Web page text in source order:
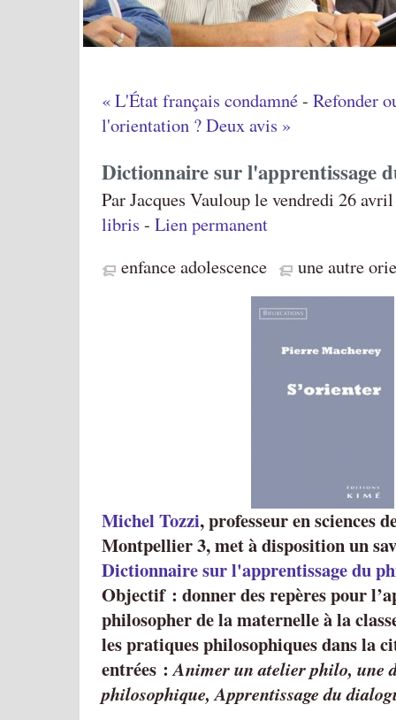
« L'État français condamné- Refonder
l'orientation ? Deux avis »
Dictionnaire sur l'apprentissage
Par Jacques Vauloup le vendredi 26
libris - Lien permanent
enfance adolescence
une autre
Michel Tozzi, professeur en sciences
Montpellier 3, met à disposition un
Dictionnaire sur l'apprentissage du
Objectif : donner des repères pour
philosopher de la maternelle à la
les pratiques philosophiques dans la
entrées :Animer un atelier philo, une
philosophique, Apprentissage du